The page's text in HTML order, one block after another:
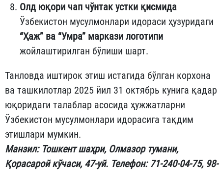
Олд юқори чап чўнтак устки қисмида
Ўзбекистон мусулмонлари идораси ҳузуридаги
“Ҳаж” ва “Умра” маркази логотипи
жойлаштирилган бўлиши шарт.
Танловда иштирок этиш истагида бўлган корхона
ва ташкилотлар 2025 йил 31 октябрь кунига қадар
юқоридаги талаблар асосида ҳужжатларни
Ўзбекистон мусулмонлари идорасига тақдим
этишлари мумкин.
Манзил: Тошкент шаҳри, Олмазор тумани,
Қорасарой кўчаси, 47-уй. Телефон: 71-240-04-75, 98-